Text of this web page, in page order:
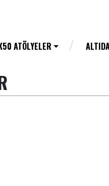
ATÖLYELER